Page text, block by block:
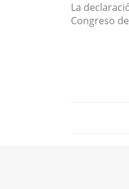
La
Congreso